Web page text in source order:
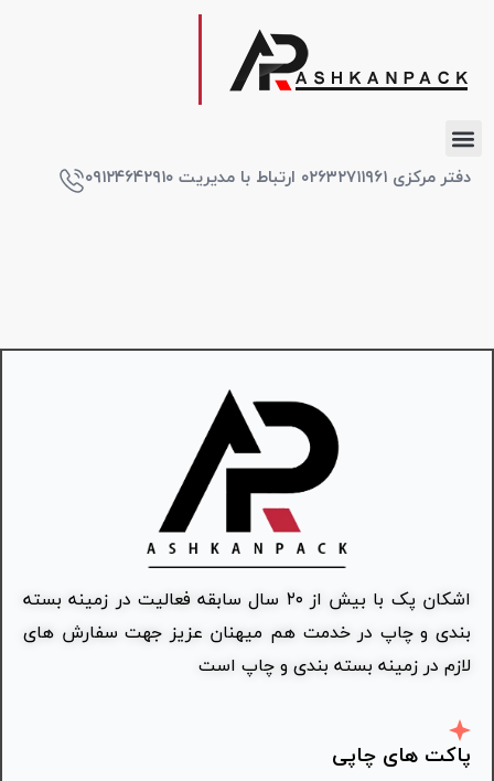
دفتر مرکزی ۰۲۶۳۲۷۱۱۹۶۱ ارتباط با مدیریت ۰۹۱۲۴۶۴۲۹۱۰
اشکان پک با بیش از ۲۰ سال سابقه فعالیت در زمینه بسته
بندی و چاپ در خدمت هم میهنان عزیز جهت سفارش های
لازم در زمینه بسته بندی و چاپ است
پاکت های چاپی